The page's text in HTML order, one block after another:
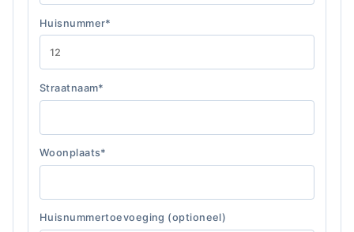
Huisnummer*
Straatnaam*
Woonplaats*
Huisnummertoevoeging (optioneel)